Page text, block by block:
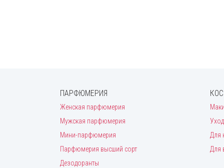
ПАРФЮМЕРИЯ
Женская парфюмерия
Мужская парфюмерия
Мини-парфюмерия
Парфюмерия высший сорт
Дезодоранты
Для
Для